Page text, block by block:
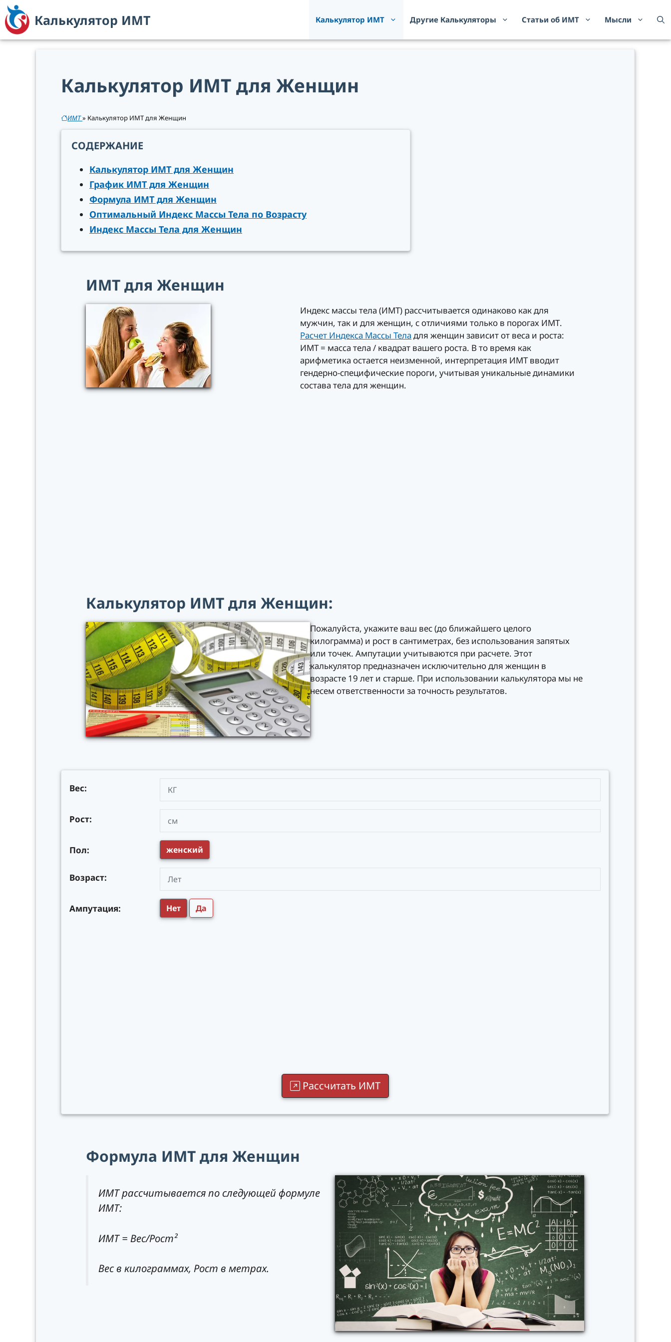
Перейти
содержимому
Калькулятор ИМТ Калькулятор ИМТ Другие Калькуляторы Статьи об ИМТ Мысли
Калькулятор ИМТ для Женщин
ИМТ» Калькулятор ИМТ для Женщин
СОДЕРЖАНИЕ
Калькулятор ИМТ для Женщин
График ИМТ для Женщин
Формула ИМТ для Женщин
Оптимальный Индекс Массы Тела по Возрасту
Индекс Массы Тела для Женщин
ИМТ для Женщин
Индекс массы тела (ИМТ) рассчитывается одинаково как для
мужчин, так и для женщин, с отличиями только в порогах ИМТ.
Расчет Индекса Массы Тела для женщин зависит от веса и роста:
ИМТ = масса тела / квадрат вашего роста. В то время как
арифметика остается неизменной, интерпретация ИМТ вводит
гендерно-специфические пороги, учитывая уникальные динамики
состава тела для женщин.
Калькулятор ИМТ для Женщин:
Пожалуйста, укажите ваш вес (до ближайшего целого
килограмма) и рост в сантиметрах, без использования запятых
или точек. Ампутации учитываются при расчете. Этот
калькулятор предназначен исключительно для женщин в
возрасте 19 лет и старше. При использовании калькулятора мы не
несем ответственности за точность результатов.
Вес:
Рост:
Пол: женский
Возраст:
Ампутация: Нет Да
Рассчитать ИМТ
Формула ИМТ для Женщин
ИМТ рассчитывается по следующей формуле
ИМТ:
ИМТ = Вес/Рост²
Вес в килограммах, Рост в метрах.